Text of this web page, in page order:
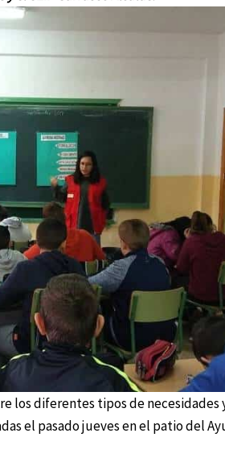
los diferentes tipos de necesidades
el pasado jueves en el patio del